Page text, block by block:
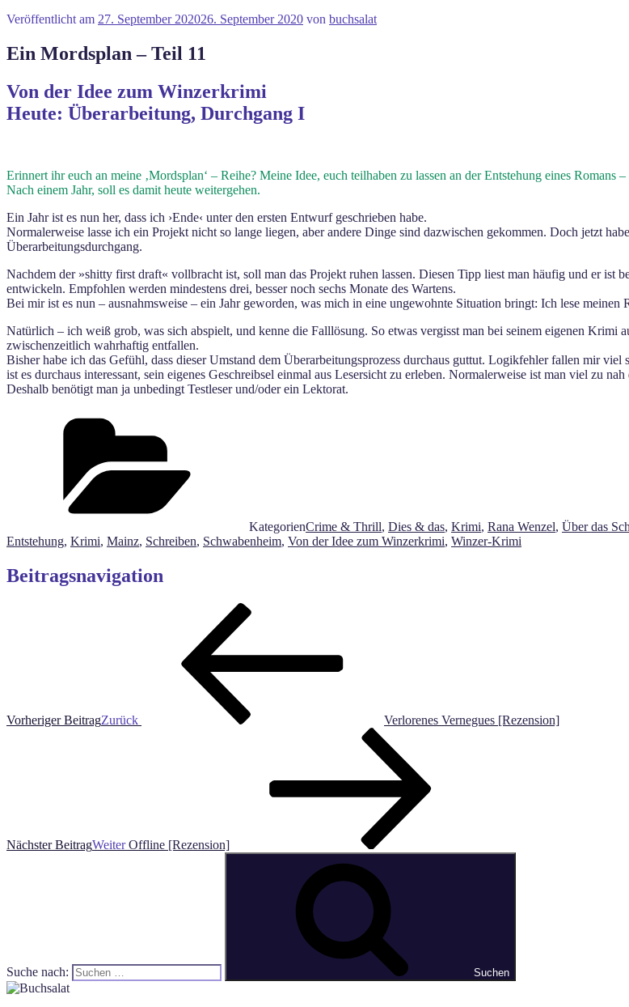
Veröffentlicht am 27. September 202026. September 2020 von buchsalat
Ein Mordsplan – Teil 11
Von der Idee zum Winzerkrimi
Heute: Überarbeitung, Durchgang I
Erinnert ihr euch an meine ‚Mordsplan‘ – Reihe? Meine Idee, euch teilhaben zu lassen an der Entstehung eines Romans
Nach einem Jahr, soll es damit heute weitergehen.
Ein Jahr ist es nun her, dass ich ›Ende‹ unter den ersten Entwurf geschrieben habe.
Normalerweise lasse ich ein Projekt nicht so lange liegen, aber andere Dinge sind dazwischen gekommen. Doch jetzt
Überarbeitungsdurchgang.
Nachdem der »shitty first draft« vollbracht ist, soll man das Projekt ruhen lassen. Diesen Tipp liest man häufig und er ist
entwickeln. Empfohlen werden mindestens drei, besser noch sechs Monate des Wartens.
Bei mir ist es nun – ausnahmsweise – ein Jahr geworden, was mich in eine ungewohnte Situation bringt: Ich lese meinen
Natürlich – ich weiß grob, was sich abspielt, und kenne die Falllösung. So etwas vergisst man bei seinem eigenen Krimi
zwischenzeitlich wahrhaftig entfallen.
Bisher habe ich das Gefühl, dass dieser Umstand dem Überarbeitungsprozess durchaus guttut. Logikfehler fallen mir
ist es durchaus interessant, sein eigenes Geschreibsel einmal aus Lesersicht zu erleben. Normalerweise ist man viel zu
Deshalb benötigt man ja unbedingt Testleser und/oder ein Lektorat.
KategorienCrime & Thrill, Dies & das, Krimi, Rana Wenzel, Über das
Entstehung, Krimi, Mainz, Schreiben, Schwabenheim, Von der Idee zum Winzerkrimi, Winzer-Krimi
Beitragsnavigation
Vorheriger BeitragZurück Verlorenes Vernegues [Rezension]
Nächster BeitragWeiter Offline [Rezension]
Suche nach: Suchen